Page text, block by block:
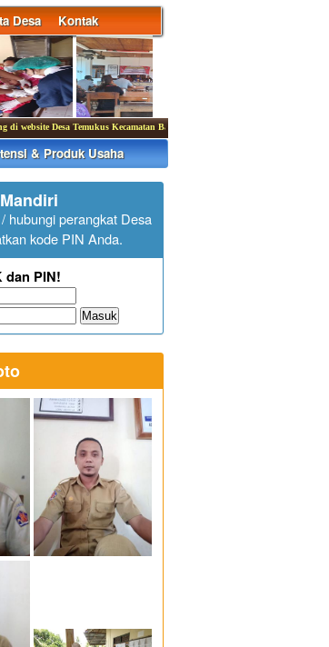
Desa Kontak
website Desa Temukus Kecamatan Banjar
& Produk Usaha
hubungi perangkat Desa
kode PIN Anda.
dan PIN!
Masuk